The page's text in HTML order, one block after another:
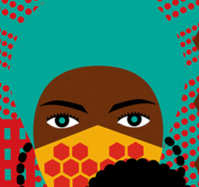
AIEP TRANSCULTUREL | Ressources